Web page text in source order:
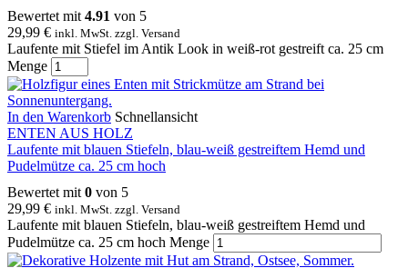
Bewertet mit 4.91 von 5
29,99 € inkl. MwSt. zzgl. Versand
Laufente mit Stiefel im Antik Look in weiß-rot gestreift ca. 25 cm
Menge
In den Warenkorb Schnellansicht
ENTEN AUS HOLZ
Laufente mit blauen Stiefeln, blau-weiß gestreiftem Hemd und
Pudelmütze ca. 25 cm hoch
Bewertet mit0 von 5
29,99 € inkl. MwSt. zzgl. Versand
Laufente mit blauen Stiefeln, blau-weiß gestreiftem Hemd und
Pudelmütze ca. 25 cm hoch Menge